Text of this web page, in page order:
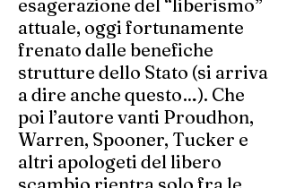
esagerazione del “liberismo”
attuale, oggi fortunamente
frenato dalle benefiche
strutture dello Stato (si arriva
a dire anche questo…). Che
poi l’autore vanti Proudhon,
Warren, Spooner, Tucker e
altri apologeti del libero